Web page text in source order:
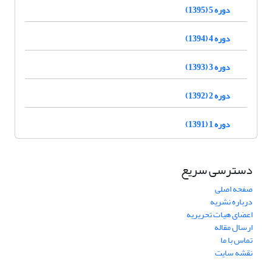
دوره 5 (1395)
دوره 4 (1394)
دوره 3 (1393)
دوره 2 (1392)
دوره 1 (1391)
دسترسی سریع
صفحه اصلی
درباره نشریه
اعضای هیات تحریریه
ارسال مقاله
تماس با ما
نقشه سایت